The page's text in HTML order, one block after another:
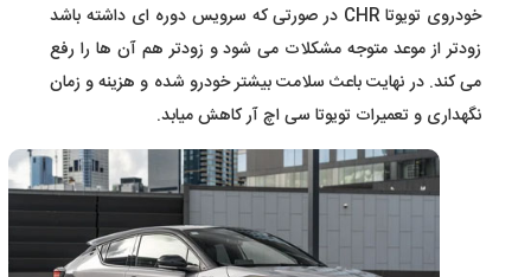
خودروی تویوتا CHR در صورتی که سرویس دوره ای داشته باشد
زودتر از موعد متوجه مشکلات می شود و زودتر هم آن ها را رفع
می کند. در نهایت باعث سلامت بیشتر خودرو شده و هزینه و زمان
نگهداری و تعمیرات تویوتا سی اچ آر کاهش میابد.